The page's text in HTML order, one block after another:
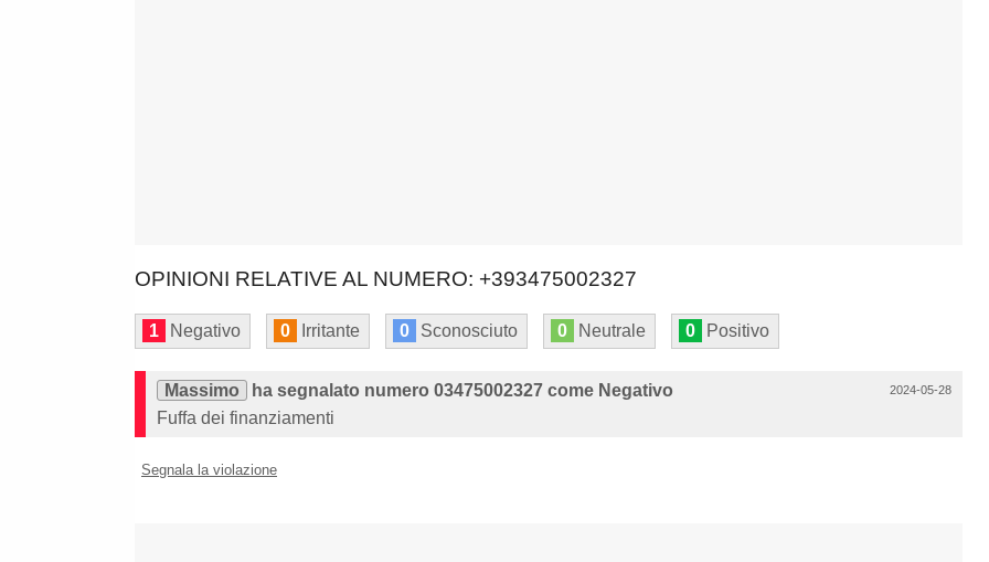
OPINIONI RELATIVE AL NUMERO: +393475002327
1 Negativo 0 Irritante 0 Sconosciuto 0 Neutrale 0 Positivo
2024-05-28
Massimo
ha segnalato numero 03475002327 come Negativo
Fuffa dei finanziamenti
Segnala la violazione